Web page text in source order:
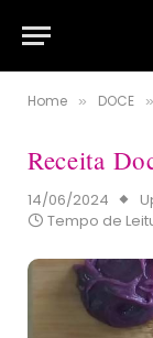
Home » DOCE »
Receita
14/06/2024
Tempo de